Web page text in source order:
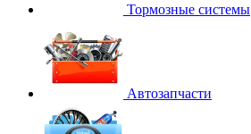
Тормозные системы
Автозапчасти